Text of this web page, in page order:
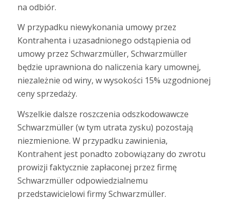
na odbiór.
W przypadku niewykonania umowy przez
Kontrahenta i uzasadnionego odstąpienia od
umowy przez Schwarzmüller, Schwarzmüller
będzie uprawniona do naliczenia kary umownej,
niezależnie od winy, w wysokości 15% uzgodnionej
ceny sprzedaży.
Wszelkie dalsze roszczenia odszkodowawcze
Schwarzmüller (w tym utrata zysku) pozostają
niezmienione. W przypadku zawinienia,
Kontrahent jest ponadto zobowiązany do zwrotu
prowizji faktycznie zapłaconej przez firmę
Schwarzmüller odpowiedzialnemu
przedstawicielowi firmy Schwarzmüller.